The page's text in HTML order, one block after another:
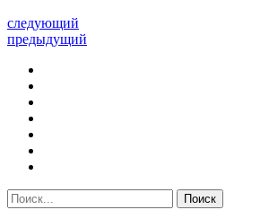
следующий
предыдущий